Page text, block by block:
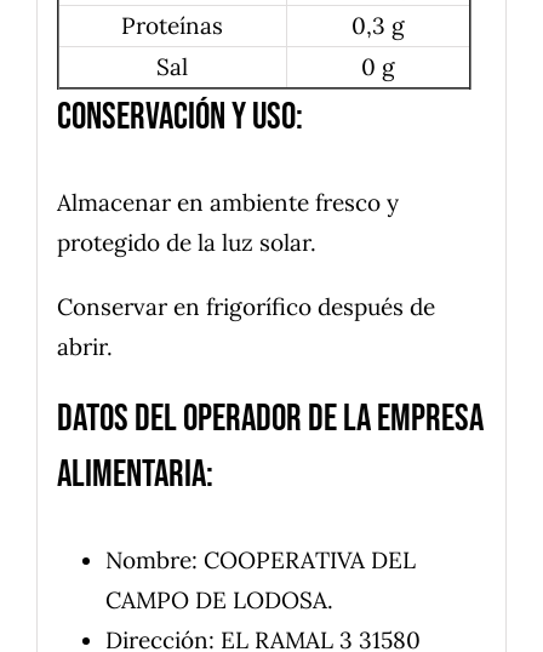
Proteínas
0,3 g
Sal
0 g
Conservación y uso:
Almacenar en ambiente fresco y
protegido de la luz solar.
Conservar en frigorífico después de
abrir.
Datos del operador de la empresa
alimentaria:
Nombre: COOPERATIVA DEL
CAMPO DE LODOSA.
Dirección: EL RAMAL 3 31580